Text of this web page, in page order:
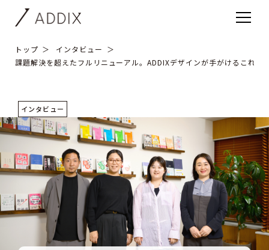
トップ
インタビュー
課題解決を超えたフルリニューアル。ADDIXデザインが手がけるこれか
インタビュー